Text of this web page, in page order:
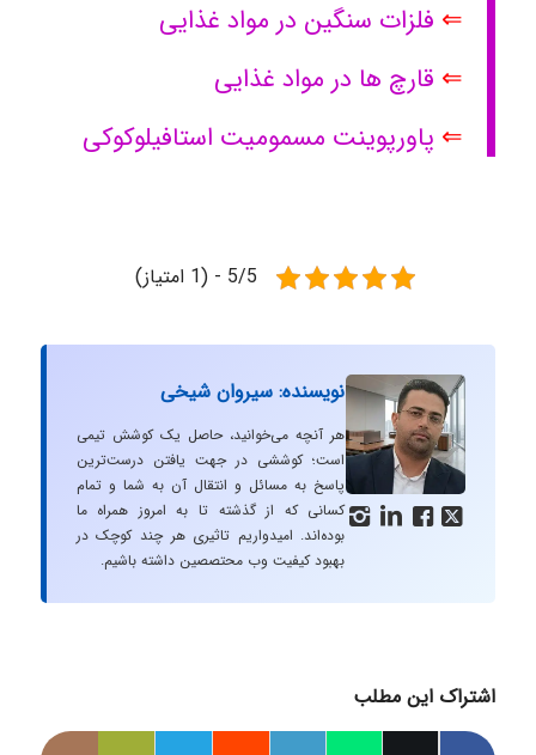
⇐ فلزات سنگین در مواد غذایی
⇐ قارچ ها در مواد غذایی
⇐ پاورپوینت مسمومیت استافیلوکوکی
5/5 - (1 امتیاز)
   
نویسنده: سیروان شیخی
هر آنچه می‌خوانید، حاصل یک کوشش تیمی
است؛ کوششی در جهت یافتن درست‌ترین
پاسخ به مسائل و انتقال آن به شما و تمام
کسانی که از گذشته تا به امروز همراه ما
بوده‌اند. امیدواریم تاثیری هر چند کوچک در
بهبود کیفیت وب محتصصین داشته باشیم.
اشتراک این مطلب